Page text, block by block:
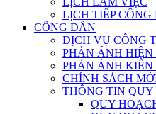
LỊCH TIẾP CÔNG
CÔNG DÂN
DỊCH VỤ CÔNG
PHẢN ÁNH HIỆN
PHẢN ÁNH KIẾN
CHÍNH SÁCH
THÔNG TIN QUY
QUY